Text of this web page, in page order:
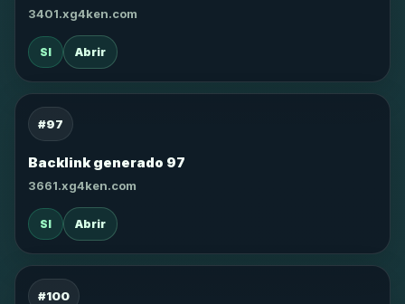
3401.xg4ken.com
SI Abrir
#97
Backlink generado 97
3661.xg4ken.com
SI Abrir
#100